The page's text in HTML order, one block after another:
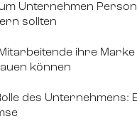
Unternehmen
sollten
ihre Marke
können
des Unternehmens: